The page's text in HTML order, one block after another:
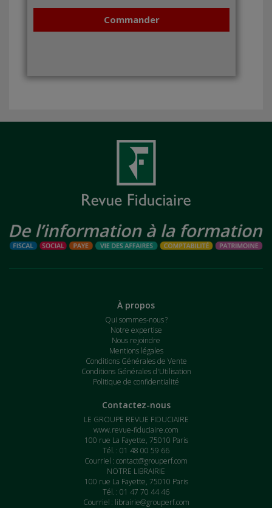
Commander
À propos
Qui sommes-nous ?
Notre expertise
Nous rejoindre
Mentions légales
Conditions Générales de Vente
Conditions Générales d'Utilisation
Politique de confidentialité
Contactez-nous
LE GROUPE REVUE FIDUCIAIRE
www.revue-fiduciaire.com
100 rue La Fayette, 75010 Paris
Tél. : 01 48 00 59 66
Courriel : contact@grouperf.com
NOTRE LIBRAIRIE
100 rue La Fayette, 75010 Paris
Tél. : 01 47 70 44 46
Courriel : librairie@grouperf.com